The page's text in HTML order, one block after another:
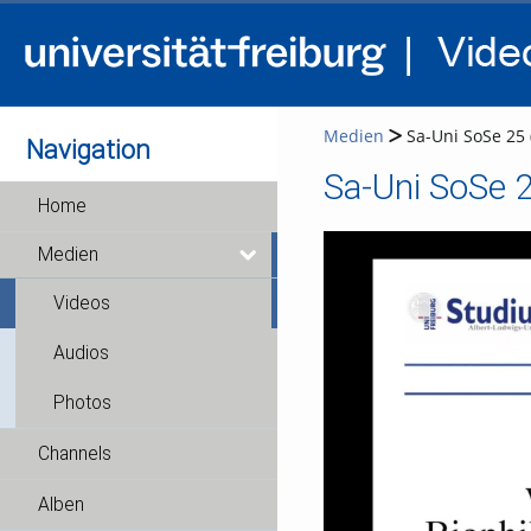
Navigation
Home
Medien
Videos
Audios
Photos
Channels
Alben
Medien Sa-Uni SoSe 25
Sa-Uni SoSe